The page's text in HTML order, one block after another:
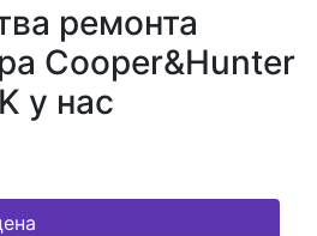
ремонта
Cooper&Hunter
у нас